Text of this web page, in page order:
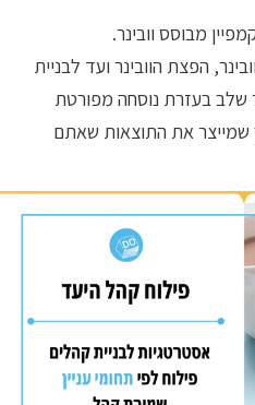
מבוסס וובינר.
הפצת הוובינר ועד לבניית
שלב בעזרת נוסחה מפורטת
שמייצר את התוצאות שאתם